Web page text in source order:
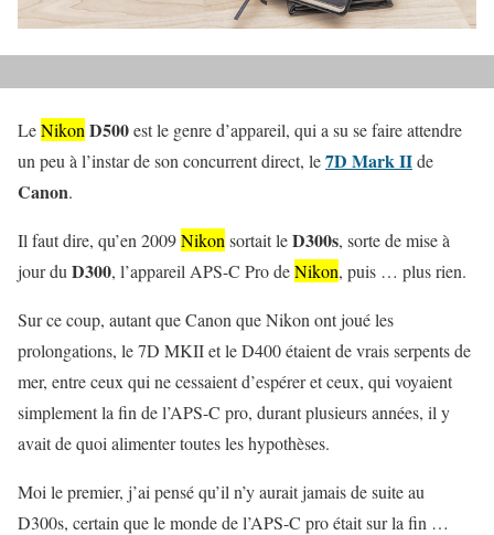
LeNikon D500est le genre d’appareil, qui a su se faire attendre
un peu à l’instar de son concurrent direct, le7D Mark IIde
Canon.
Il faut dire, qu’en 2009Nikon sortait leD300s, sorte de mise à
jour du D300, l’appareil APS-C Pro deNikon, puis … plus rien.
Sur ce coup, autant que Canon que Nikon ont joué les
prolongations, le 7D MKII et le D400 étaient de vrais serpents de
mer, entre ceux qui ne cessaient d’espérer et ceux, qui voyaient
simplement la fin de l’APS-C pro, durant plusieurs années, il y
avait de quoi alimenter toutes les hypothèses.
Moi le premier, j’ai pensé qu’il n’y aurait jamais de suite au
D300s, certain que le monde de l’APS-C pro était sur la fin …